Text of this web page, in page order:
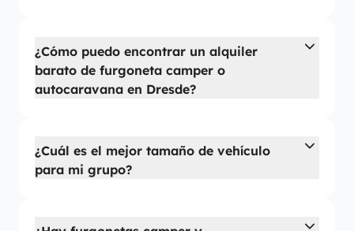
¿Cómo puedo encontrar un alquiler
barato de furgoneta camper o
autocaravana en Dresde?
¿Cuál es el mejor tamaño de vehículo
para mi grupo?